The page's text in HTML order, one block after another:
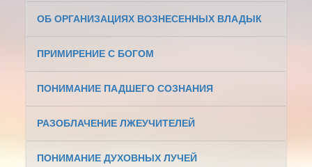
ОБ ОРГАНИЗАЦИЯХ ВОЗНЕСЕННЫХ ВЛАДЫК
ПРИМИРЕНИЕ С БОГОМ
ПОНИМАНИЕ ПАДШЕГО СОЗНАНИЯ
РАЗОБЛАЧЕНИЕ ЛЖЕУЧИТЕЛЕЙ
ПОНИМАНИЕ ДУХОВНЫХ ЛУЧЕЙ